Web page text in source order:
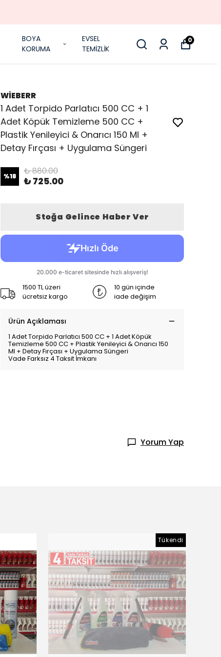
BOYA
KORUMA
EVSEL
TEMİZLİK
0
WİEBERR
1 Adet Torpido Parlatıcı 500 CC + 1
Adet Köpük Temizleme 500 CC +
Plastik Yenileyici & Onarıcı 150 Ml +
Detay Fırçası + Uygulama Süngeri
%18 ₺ 880.00
₺ 725.00
Stoğa Gelince Haber Ver
1500 TL üzeri
ücretsiz kargo
10 gün içinde
iade değişim
Ürün Açıklaması
1 Adet Torpido Parlatıcı 500 CC + 1 Adet Köpük
Temizleme 500 CC + Plastik Yenileyici & Onarıcı 150
Ml + Detay Fırçası + Uygulama Süngeri
Vade Farksız 4 Taksit İmkanı
Yorum Yap
Tükendi